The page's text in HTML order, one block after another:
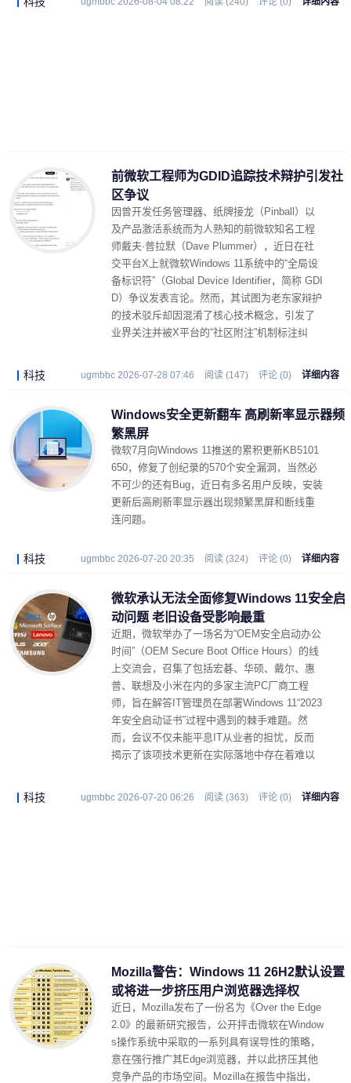
前微软工程师为GDID追踪技术辩护引发社
区争议
因曾开发任务管理器、纸牌接龙（Pinball）以
及产品激活系统而为人熟知的前微软知名工程
师戴夫·普拉默（Dave Plummer），近日在社
交平台X上就微软Windows 11系统中的“全局设
备标识符”（Global Device Identifier，简称 GDI
D）争议发表言论。然而，其试图为老东家辩护
的技术驳斥却因混淆了核心技术概念，引发了
业界关注并被X平台的“社区附注”机制标注纠
科技 ugmbbc 2026-07-28 07:46 阅读 (147) 评论 (0) 详细内容
Windows安全更新翻车 高刷新率显示器频
繁黑屏
微软7月向Windows 11推送的累积更新KB5101
650，修复了创纪录的570个安全漏洞，当然必
不可少的还有Bug，近日有多名用户反映，安装
更新后高刷新率显示器出现频繁黑屏和断线重
连问题。
科技 ugmbbc 2026-07-20 20:35 阅读 (324) 评论 (0) 详细内容
微软承认无法全面修复Windows 11安全启
动问题 老旧设备受影响最重
近期，微软举办了一场名为“OEM安全启动办公
时间”（OEM Secure Boot Office Hours）的线
上交流会，召集了包括宏碁、华硕、戴尔、惠
普、联想及小米在内的多家主流PC厂商工程
师，旨在解答IT管理员在部署Windows 11“2023
年安全启动证书”过程中遇到的棘手难题。然
而，会议不仅未能平息IT从业者的担忧，反而
揭示了该项技术更新在实际落地中存在着难以
科技 ugmbbc 2026-07-20 06:26 阅读 (363) 评论 (0) 详细内容
Mozilla警告：Windows 11 26H2默认设置
或将进一步挤压用户浏览器选择权
近日，Mozilla发布了一份名为《Over the Edge
2.0》的最新研究报告，公开抨击微软在Window
s操作系统中采取的一系列具有误导性的策略，
意在强行推广其Edge浏览器，并以此挤压其他
竞争产品的市场空间。Mozilla在报告中指出，